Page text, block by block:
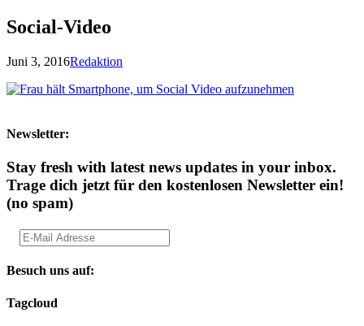
Social-Video
Juni 3, 2016Redaktion
Newsletter:
Stay fresh with latest news updates in your inbox.
Trage dich jetzt für den kostenlosen Newsletter ein!
(no spam)
Besuch uns auf:
Tagcloud